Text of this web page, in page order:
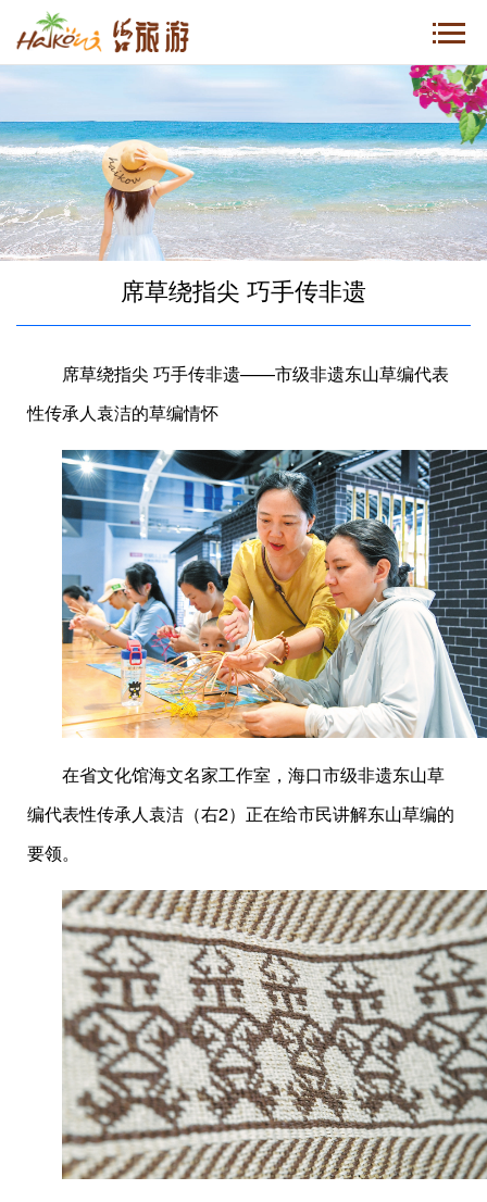
席草绕指尖 巧手传非遗
席草绕指尖 巧手传非遗——市级非遗东山草编代表
性传承人袁洁的草编情怀
在省文化馆海文名家工作室，海口市级非遗东山草
编代表性传承人袁洁（右2）正在给市民讲解东山草编的
要领。